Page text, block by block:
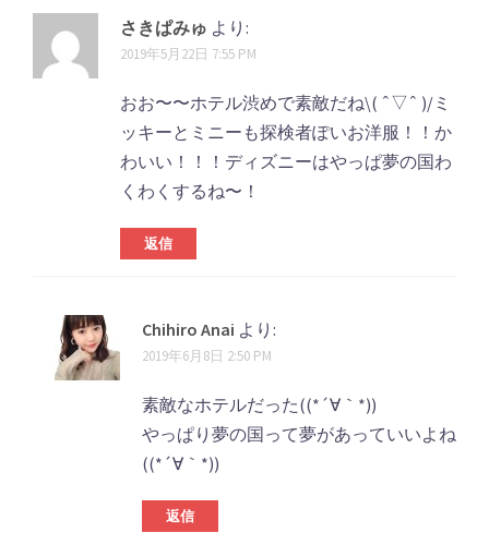
さきぱみゅ より:
2019年5月22日 7:55 PM
おお〜〜ホテル渋めで素敵だね\( ˆ▽ˆ )/ミ
ッキーとミニーも探検者ぽいお洋服！！か
わいい！！！ディズニーはやっぱ夢の国わ
くわくするね〜！
返信
Chihiro Anai より:
2019年6月8日 2:50 PM
素敵なホテルだった((*´∀｀*))
やっぱり夢の国って夢があっていいよね
((*´∀｀*))
返信